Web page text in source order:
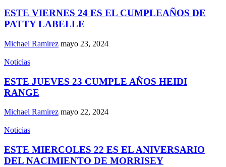
ESTE VIERNES 24 ES EL CUMPLEAÑOS DE
PATTY LABELLE
Michael Ramirez mayo 23, 2024
Noticias
ESTE JUEVES 23 CUMPLE AÑOS HEIDI
RANGE
Michael Ramirez mayo 22, 2024
Noticias
ESTE MIERCOLES 22 ES EL ANIVERSARIO
DEL NACIMIENTO DE MORRISEY